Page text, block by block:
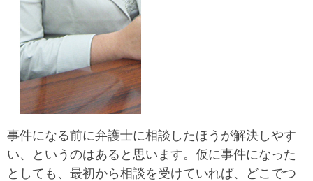
事件になる前に弁護士に相談したほうが解決しやす
い、というのはあると思います。仮に事件になった
としても、最初から相談を受けていれば、どこでつ